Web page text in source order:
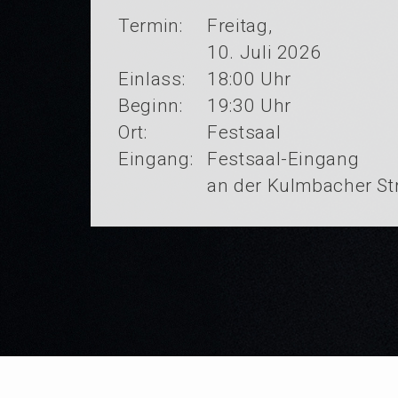
Termin:
Freitag,
10. Juli 2026
Einlass:
18:00 Uhr
Beginn:
19:30 Uhr
Ort:
Festsaal
Eingang:
Festsaal-Eingang
an der Kulmbacher